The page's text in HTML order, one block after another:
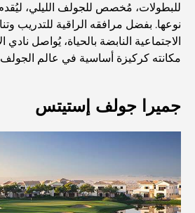
الدليل الأمثل لمطاعم الطعام الفاخر
أغلى سيارة لامبورغيني على الإطلاق:
للبطولات، مُخصص للجولف الليلي،
نوعها. بفضل مرافقه الراقية للتدريب
الاجتماعية النابضة بالحياة، يُواصل
مكانته كركيزة أساسية في عالم الجولف
جميرا جولف إستيتس